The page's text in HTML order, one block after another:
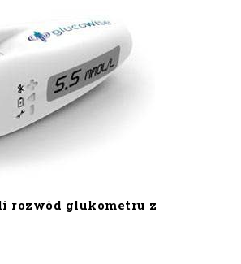
rozwód glukometru z